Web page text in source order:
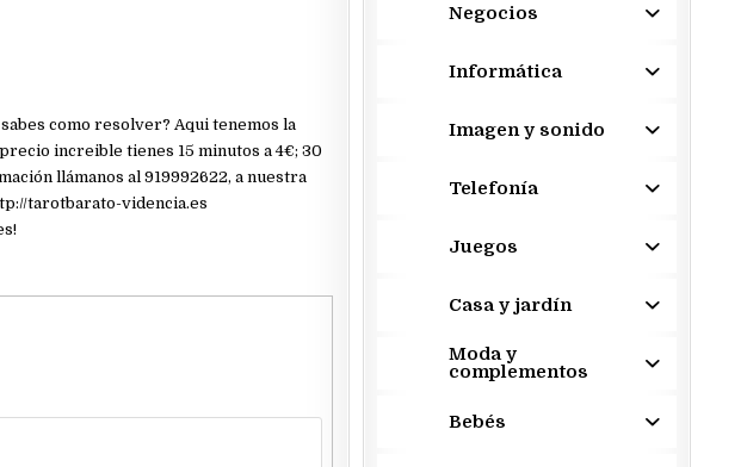
como resolver? Aqui tenemos la
increible tienes 15 minutos a 4€; 30
llámanos al 919992622, a nuestra
tarotbarato-videncia.es
Negocios
Informática
Imagen y sonido
Telefonía
Juegos
Casa y jardín
Moda y
complementos
Bebés